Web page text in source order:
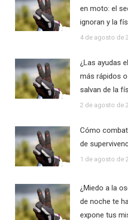
en moto: el
ignoran y la
4 de agosto de
¿Las ayudas
más rápidos
salvan de la
2 de agosto de
Cómo
de
1 de agosto de
¿Miedo a la
de noche te
expone tus